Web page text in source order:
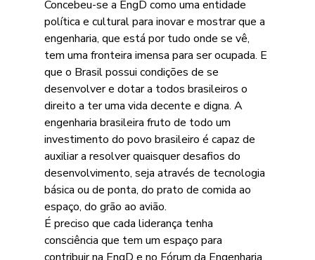
Concebeu-se a EngD como uma entidade
política e cultural para inovar e mostrar que a
engenharia, que está por tudo onde se vê,
tem uma fronteira imensa para ser ocupada. E
que o Brasil possui condições de se
desenvolver e dotar a todos brasileiros o
direito a ter uma vida decente e digna. A
engenharia brasileira fruto de todo um
investimento do povo brasileiro é capaz de
auxiliar a resolver quaisquer desafios do
desenvolvimento, seja através de tecnologia
básica ou de ponta, do prato de comida ao
espaço, do grão ao avião.
É preciso que cada liderança tenha
consciência que tem um espaço para